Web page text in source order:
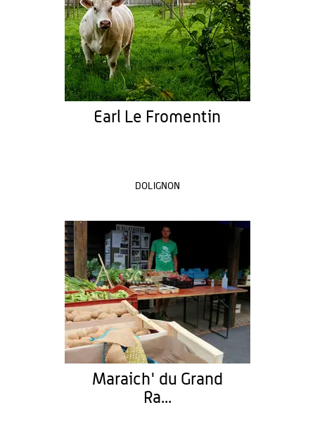
Earl Le Fromentin
DOLIGNON
Maraich' du Grand
Ra...